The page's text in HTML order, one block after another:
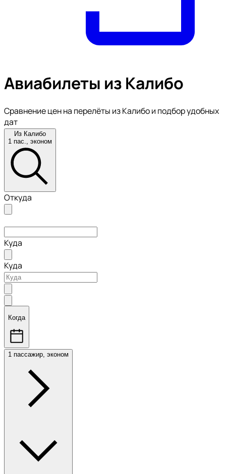
Авиабилеты из Калибо
Сравнение цен на перелёты из Калибо и подбор удобных
дат
Из Калибо
1 пас., эконом
Откуда
Куда
Куда
Когда
1 пассажир, эконом